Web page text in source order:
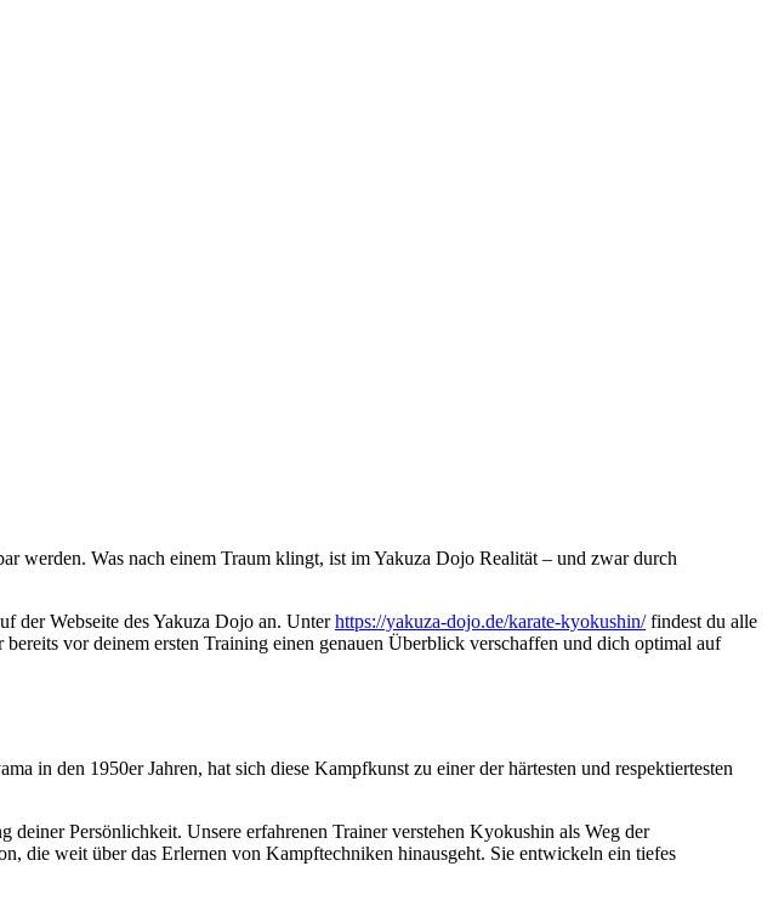
werden. Was nach einem Traum klingt, ist im Yakuza Dojo Realität – und zwar durch
der Webseite des Yakuza Dojo an. Unterhttps://yakuza-dojo.de/karate-kyokushin/findest du alle
vor deinem ersten Training einen genauen Überblick verschaffen und dich optimal auf
in den 1950er Jahren, hat sich diese Kampfkunst zu einer der härtesten und respektiertesten
Persönlichkeit. Unsere erfahrenen Trainer verstehen Kyokushin als Weg der
die weit über das Erlernen von Kampftechniken hinausgeht. Sie entwickeln ein tiefes